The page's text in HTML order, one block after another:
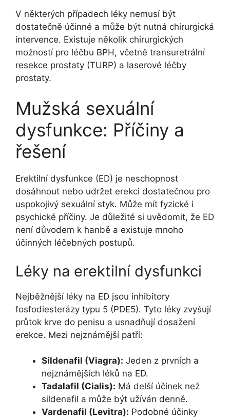
V některých případech léky nemusí být
dostatečně účinné a může být nutná chirurgická
intervence. Existuje několik chirurgických
možností pro léčbu BPH, včetně transuretrální
resekce prostaty (TURP) a laserové léčby
prostaty.
Mužská sexuální
dysfunkce: Příčiny a
řešení
Erektilní dysfunkce (ED) je neschopnost
dosáhnout nebo udržet erekci dostatečnou pro
uspokojivý sexuální styk. Může mít fyzické i
psychické příčiny. Je důležité si uvědomit, že ED
není důvodem k hanbě a existuje mnoho
účinných léčebných postupů.
Léky na erektilní dysfunkci
Nejběžnější léky na ED jsou inhibitory
fosfodiesterázy typu 5 (PDE5). Tyto léky zvyšují
průtok krve do penisu a usnadňují dosažení
erekce. Mezi nejznámější patří:
Sildenafil (Viagra): Jeden z prvních a
nejznámějších léků na ED.
Tadalafil (Cialis): Má delší účinek než
sildenafil a může být užíván denně.
Vardenafil (Levitra): Podobné účinky